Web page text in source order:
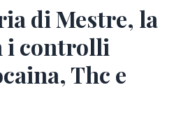
di Mestre, la
i controlli
Thc e